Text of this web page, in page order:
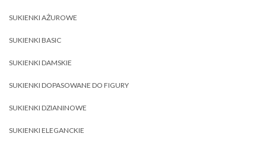
SUKIENKI AŻUROWE
SUKIENKI BASIC
SUKIENKI DAMSKIE
SUKIENKI DOPASOWANE DO FIGURY
SUKIENKI DZIANINOWE
SUKIENKI ELEGANCKIE